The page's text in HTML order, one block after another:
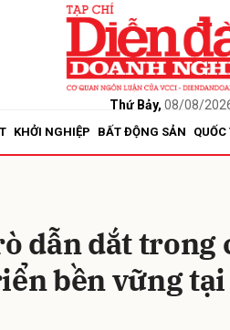
Thứ Bảy, 08/08/
KHỞI NGHIỆP BẤT ĐỘNG SẢN QUỐC
dẫn dắt trong
bền vững